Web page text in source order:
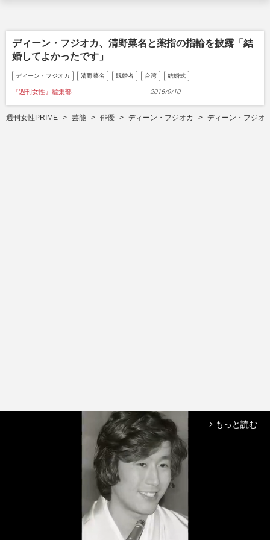
ディーン・フジオカ、清野菜名と薬指の指輪を披露「結
婚してよかったです」
ディーン・フジオカ 清野菜名 既婚者 台湾 結婚式
『週刊女性』編集部 2016/9/10
週刊女性PRIME 芸能 俳優 ディーン・フジオカ ディーン・フジオ
arrow_forward_ios もっと読む